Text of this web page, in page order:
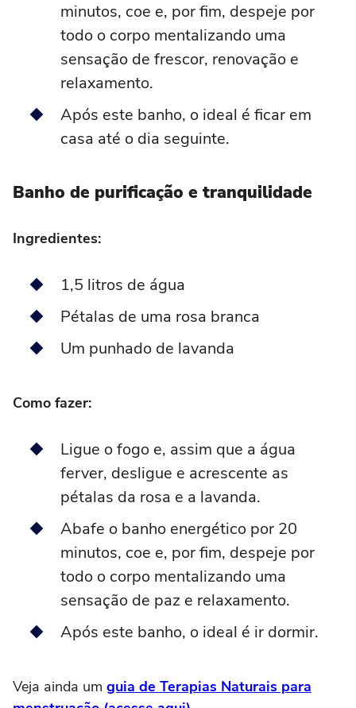
minutos, coe e, por fim, despeje por
todo o corpo mentalizando uma
sensação de frescor, renovação e
relaxamento.
Após este banho, o ideal é ficar em
casa até o dia seguinte.
Banho de purificação e tranquilidade
Ingredientes:
1,5 litros de água
Pétalas de uma rosa branca
Um punhado de lavanda
Como fazer:
Ligue o fogo e, assim que a água
ferver, desligue e acrescente as
pétalas da rosa e a lavanda.
Abafe o banho energético por 20
minutos, coe e, por fim, despeje por
todo o corpo mentalizando uma
sensação de paz e relaxamento.
Após este banho, o ideal é ir dormir.
Veja ainda um guia de Terapias Naturais para